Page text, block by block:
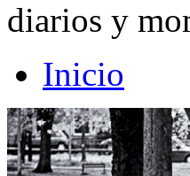
diarios y
Inicio